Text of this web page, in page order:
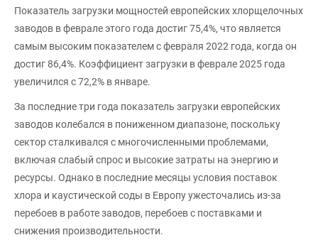
Показатель загрузки мощностей европейских хлорщелочных
заводов в феврале этого года достиг 75,4%, что является
самым высоким показателем с февраля 2022 года, когда он
достиг 86,4%. Коэффициент загрузки в феврале 2025 года
увеличился с 72,2% в январе.
За последние три года показатель загрузки европейских
заводов колебался в пониженном диапазоне, поскольку
сектор сталкивался с многочисленными проблемами,
включая слабый спрос и высокие затраты на энергию и
ресурсы. Однако в последние месяцы условия поставок
хлора и каустической соды в Европу ужесточались из-за
перебоев в работе заводов, перебоев с поставками и
снижения производительности.